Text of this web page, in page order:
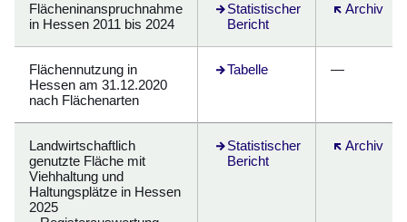
Flächeninanspruchnahme
in Hessen 2011 bis 2024
Statistischer
Bericht
Öffnet sich in einem neuen
Archiv
Öffnet sich
Flächennutzung in
Hessen am 31.12.2020
nach Flächenarten
Tabelle
Öffnet sich in einem neuen
—
Landwirtschaftlich
genutzte Fläche mit
Viehhaltung und
Haltungsplätze in Hessen
2025
Statistischer
Bericht
Öffnet sich in einem neuen
Archiv
Öffnet sich